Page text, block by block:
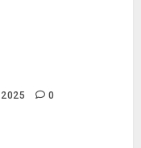
2025 0